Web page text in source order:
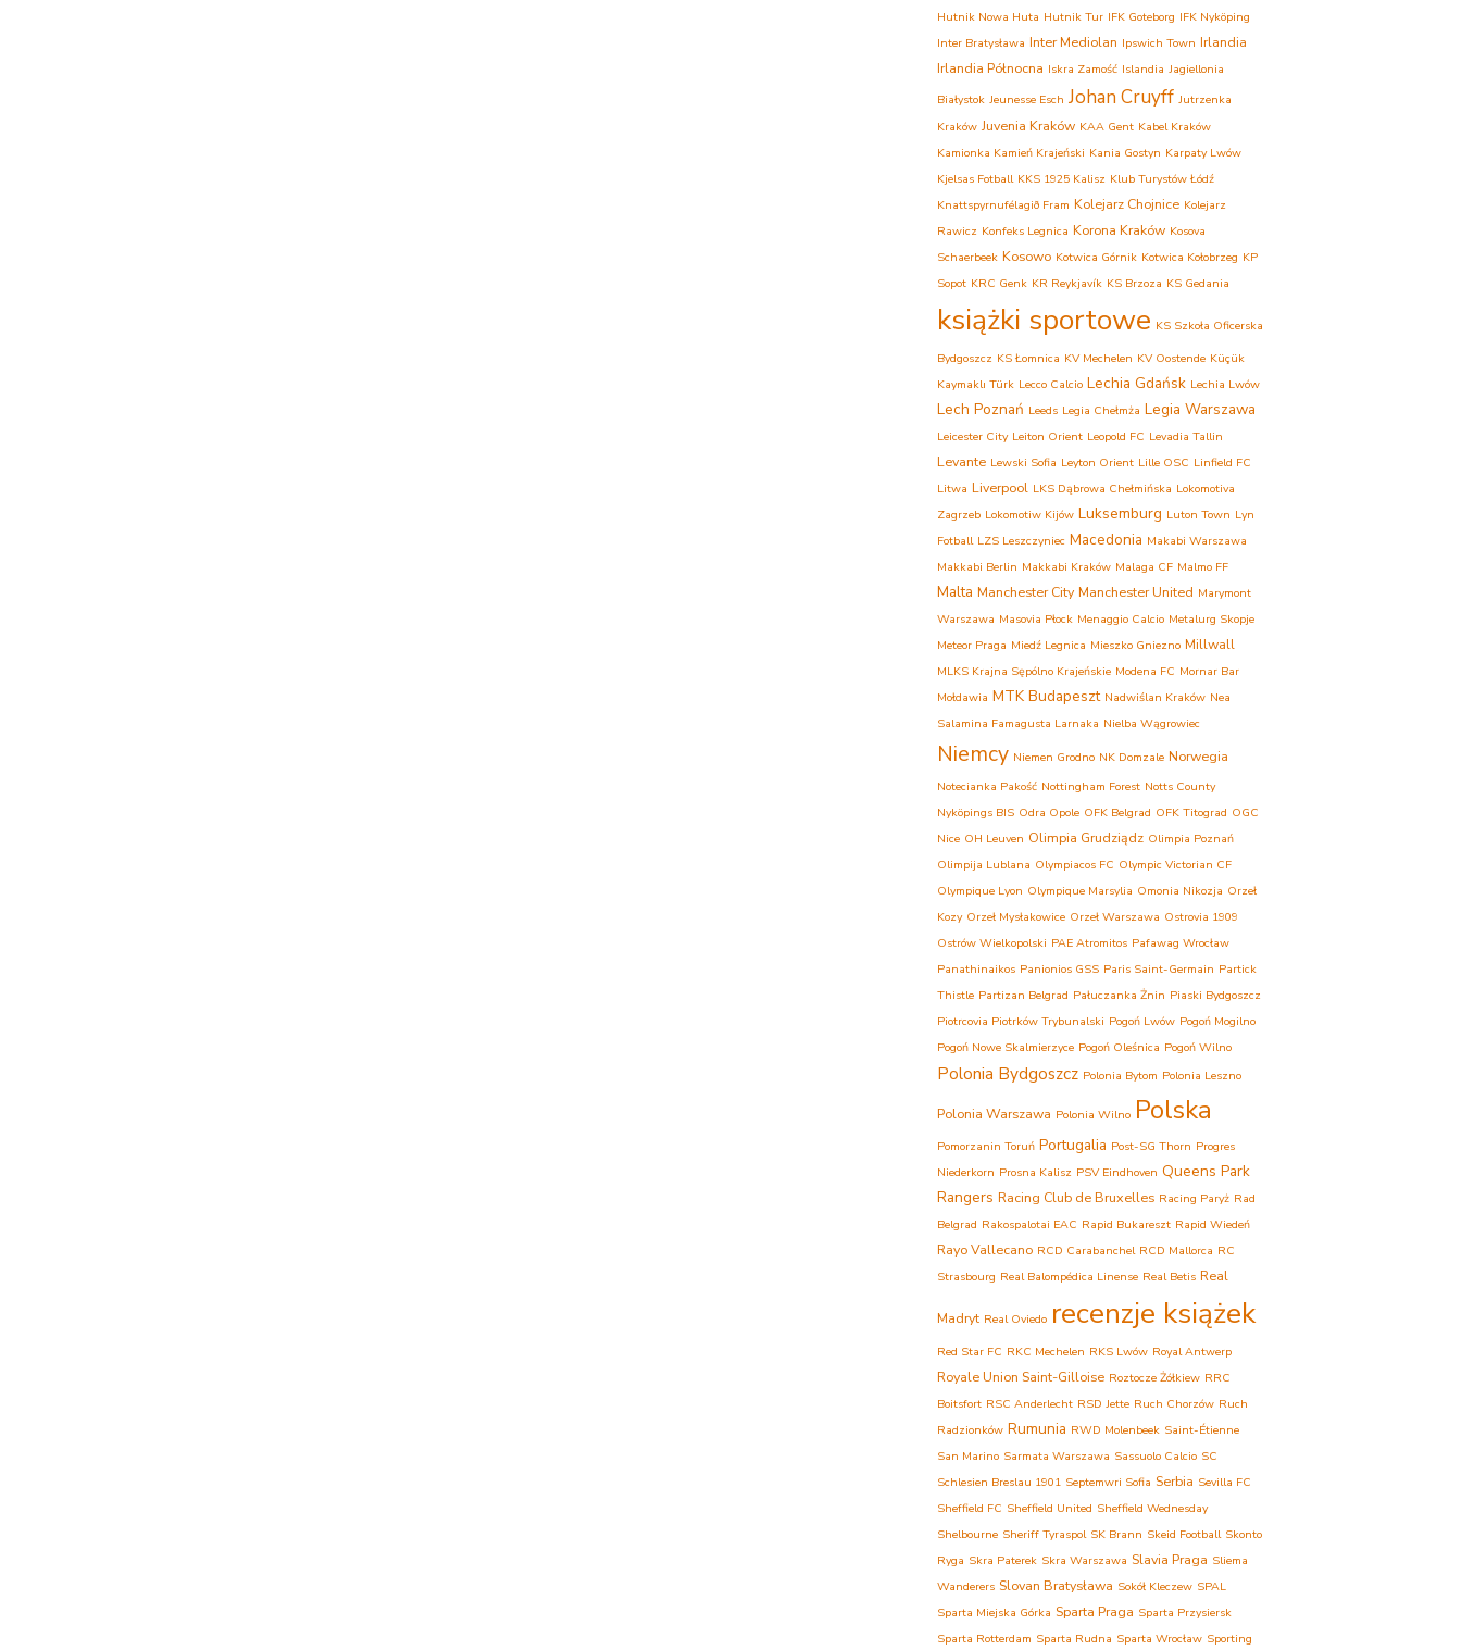
Hutnik Nowa Huta Hutnik Tur IFK Goteborg IFK Nyköping
Inter Bratysława Inter Mediolan Ipswich Town Irlandia
Irlandia Północna Iskra Zamość Islandia Jagiellonia
Białystok Jeunesse Esch Johan Cruyff Jutrzenka
Kraków Juvenia Kraków KAA Gent Kabel Kraków
Kamionka Kamień Krajeński Kania Gostyn Karpaty Lwów
Kjelsas Fotball KKS 1925 Kalisz Klub Turystów Łódź
Knattspyrnufélagið Fram Kolejarz Chojnice Kolejarz
Rawicz Konfeks Legnica Korona Kraków Kosova
Schaerbeek Kosowo Kotwica Górnik Kotwica Kołobrzeg KP
Sopot KRC Genk KR Reykjavík KS Brzoza KS Gedania
książki sportowe KS Szkoła Oficerska
Bydgoszcz KS Łomnica KV Mechelen KV Oostende Küçük
Kaymaklı Türk Lecco Calcio Lechia Gdańsk Lechia Lwów
Lech Poznań Leeds Legia Chełmża Legia Warszawa
Leicester City Leiton Orient Leopold FC Levadia Tallin
Levante Lewski Sofia Leyton Orient Lille OSC Linfield FC
Litwa Liverpool LKS Dąbrowa Chełmińska Lokomotiva
Zagrzeb Lokomotiw Kijów Luksemburg Luton Town Lyn
Fotball LZS Leszczyniec Macedonia Makabi Warszawa
Makkabi Berlin Makkabi Kraków Malaga CF Malmo FF
Malta Manchester City Manchester United Marymont
Warszawa Masovia Płock Menaggio Calcio Metalurg Skopje
Meteor Praga Miedź Legnica Mieszko Gniezno Millwall
MLKS Krajna Sępólno Krajeńskie Modena FC Mornar Bar
Mołdawia MTK Budapeszt Nadwiślan Kraków Nea
Salamina Famagusta Larnaka Nielba Wągrowiec
Niemcy Niemen Grodno NK Domzale Norwegia
Notecianka Pakość Nottingham Forest Notts County
Nyköpings BIS Odra Opole OFK Belgrad OFK Titograd OGC
Nice OH Leuven Olimpia Grudziądz Olimpia Poznań
Olimpija Lublana Olympiacos FC Olympic Victorian CF
Olympique Lyon Olympique Marsylia Omonia Nikozja Orzeł
Kozy Orzeł Mysłakowice Orzeł Warszawa Ostrovia 1909
Ostrów Wielkopolski PAE Atromitos Pafawag Wrocław
Panathinaikos Panionios GSS Paris Saint-Germain Partick
Thistle Partizan Belgrad Pałuczanka Żnin Piaski Bydgoszcz
Piotrcovia Piotrków Trybunalski Pogoń Lwów Pogoń Mogilno
Pogoń Nowe Skalmierzyce Pogoń Oleśnica Pogoń Wilno
Polonia Bydgoszcz Polonia Bytom Polonia Leszno
Polonia Warszawa Polonia Wilno Polska
Pomorzanin Toruń Portugalia Post-SG Thorn Progres
Niederkorn Prosna Kalisz PSV Eindhoven Queens Park
Rangers Racing Club de Bruxelles Racing Paryż Rad
Belgrad Rakospalotai EAC Rapid Bukareszt Rapid Wiedeń
Rayo Vallecano RCD Carabanchel RCD Mallorca RC
Strasbourg Real Balompédica Linense Real Betis Real
Madryt Real Oviedo recenzje książek
Red Star FC RKC Mechelen RKS Lwów Royal Antwerp
Royale Union Saint-Gilloise Roztocze Żółkiew RRC
Boitsfort RSC Anderlecht RSD Jette Ruch Chorzów Ruch
Radzionków Rumunia RWD Molenbeek Saint-Étienne
San Marino Sarmata Warszawa Sassuolo Calcio SC
Schlesien Breslau 1901 Septemwri Sofia Serbia Sevilla FC
Sheffield FC Sheffield United Sheffield Wednesday
Shelbourne Sheriff Tyraspol SK Brann Skeid Football Skonto
Ryga Skra Paterek Skra Warszawa Slavia Praga Sliema
Wanderers Slovan Bratysława Sokół Kleczew SPAL
Sparta Miejska Górka Sparta Praga Sparta Przysiersk
Sparta Rotterdam Sparta Rudna Sparta Wrocław Sporting